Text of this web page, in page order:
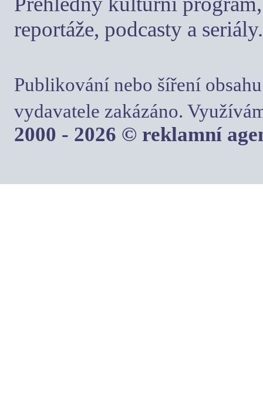
reportáže, podcasty a seriály.
Publikování nebo šíření
vydavatele zakázáno.
2000 - 2026 © reklamní